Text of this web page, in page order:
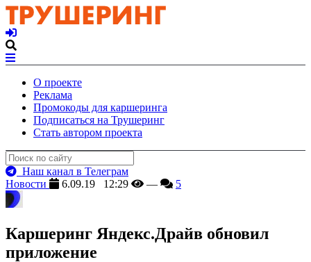
О проекте
Реклама
Промокоды для каршеринга
Подписаться на Трушеринг
Стать автором проекта
Наш канал в Телеграм
Новости
6.09.19 12:29 — 5
Каршеринг Яндекс.Драйв обновил
приложение